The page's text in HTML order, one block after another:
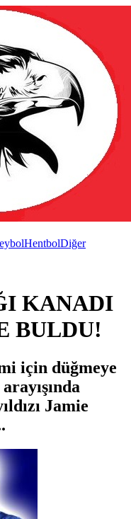
HentbolDiğer
KANADI
BULDU!
için düğmeye
Jamie